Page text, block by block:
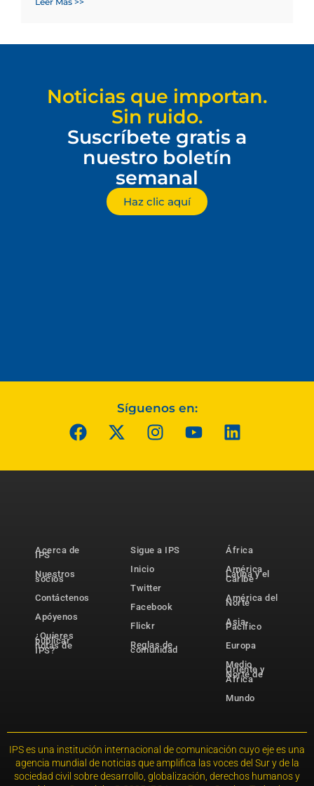
Noticias que importan.
Sin ruido.
Suscríbete gratis a
nuestro boletín
semanal
Haz clic aquí
Síguenos en:
Acerca de
IPS
Nuestros
socios
Contáctenos
Apóyenos
¿Quieres
publicar
notas de
IPS?
Sigue a IPS
Inicio
Twitter
Facebook
Flickr
Reglas de
comunidad
África
América
Latina y el
Caribe
América del
Norte
Asia-
Pacífico
Europa
Medio
Oriente y
Norte de
África
Mundo
IPS es una institución internacional de comunicación cuyo eje es una
agencia mundial de noticias que amplifica las voces del Sur y de la
sociedad civil sobre desarrollo, globalización, derechos humanos y